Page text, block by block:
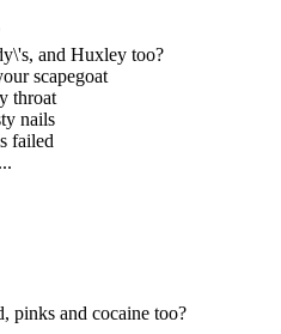
and Huxley too?
scapegoat
throat
nails
failed
pinks and cocaine too?